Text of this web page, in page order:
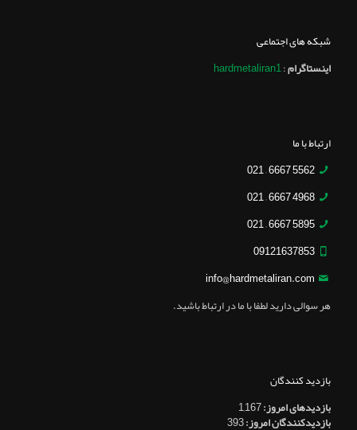
شبکه های اجتماعی
اینستاگرام:
hardmetaliran1
ارتباط با ما
5562 6667 – 021
4968 6667 – 021
5895 6667 – 021
09121637853
info@hardmetaliran.com
هر سوالی دارید لطفا با ما در ارتباط باشید.
بازدید کنندگان
بازدیدهای امروز:1,167
بازدیدکنندگان امروز:393